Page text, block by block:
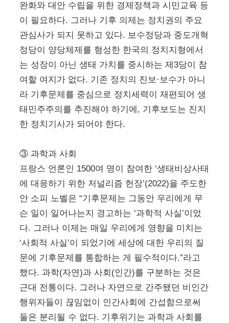
완화와 대안 수립을 위한 경제정책과 시민교육 등
이 필요하다. 그러나 기후 의제는 정치권의 주요
관심사가 되지 못하고 있다. 보수정당과 중도개혁
정당이 양당체제를 형성한 한국의 정치지형에서
는 성장이 아닌 생태 가치를 중시하는 제3당이 참
여할 여지가 없다. 기존 정치의 진보·보수가 아니
라 기후문제를 중심으로 정치세력이 재편되어 생
태민주주의를 추진해야 하기에, 기후보도는 진지
한 정치기사가 되어야 한다.
③ 과학과 사회
프랑스 언론인 1500여 명이 참여한 ‘생태비상사태
에 대응하기 위한 저널리즘 헌장’(2022)을 주도한
안 소피 노벨은 “기후문제는 그동안 우리에게 무
슨 일이 일어나는지 경고하는 ‘과학적 사실’이었
다. 그러나 이제는 매일 우리에게 영향을 미치는
‘사회적 사실’이 되었기에 세상에 대한 우리의 질
문에 기후문제를 통합하는 게 필수적이다.”라고
했다. 과학(자연)과 사회(인간)를 구분하는 것은
근대 전통이다. 그러나 자연으로 간주됐던 비인간
행위자들이 끊임없이 인간사회에 간섭함으로써
둘은 분리될 수 없다. 기후위기는 과학과 사회를